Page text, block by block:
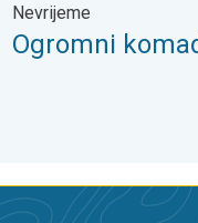
Nevrijeme
Ogromni